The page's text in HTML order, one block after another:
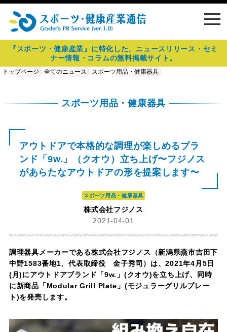
『スポーツ・健康産業』に特化した、ニュースリリース・セミ
ナー情報・コラムの無料掲載サイト。
トップページ 全てのニュース
スポーツ用品・健康器具
スポーツ用品・健康器具
アウトドアで本格的な調理が楽しめるブラ
ンド「9w.」（クオウ）立ち上げ〜フジノス
があらたなアウトドアの形を提案します〜
スポーツ用品・健康器具
株式会社フジノス
2021-04-01
調理器具メーカーである株式会社フジノス（新潟県燕市吉田下
中野1583番地1、代表取締役 金子秀司）は、2021年4月5日
(月)にアウトドアブランド「9w.」(クオウ)を立ち上げ、同時
に新商品「Modular Grill Plate」(モジュラーグリルプレー
ト)を発売します。